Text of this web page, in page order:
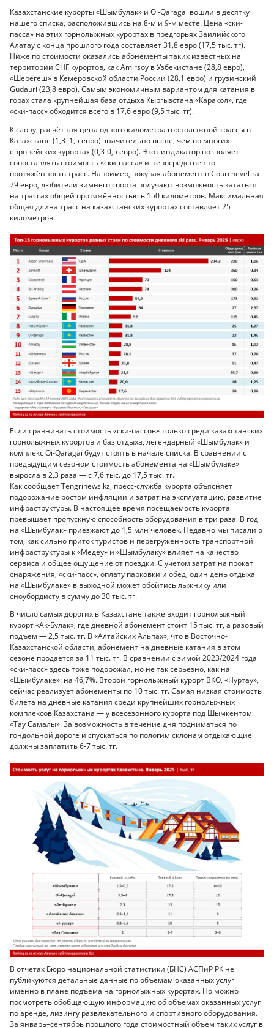
Казахстанские курорты «Шымбулак» и Oi-Qaragai вошли в десятку
нашего списка, расположившись на 8-м и 9-м месте. Цена «ски-
пасса» на этих горнолыжных курортах в предгорьях Заилийского
Алатау с конца прошлого года составляет 31,8 евро (17,5 тыс. тг).
Ниже по стоимости оказались абонементы таких известных на
территории СНГ курортов, как Amirsoy в Узбекистане (28,8 евро),
«Шерегеш» в Кемеровской области России (28,1 евро) и грузинский
Gudauri (23,8 евро). Самым экономичным вариантом для катания в
горах стала крупнейшая база отдыха Кыргызстана «Каракол», где
«ски-пасс» обходится всего в 17,6 евро (9,5 тыс. тг).
К слову, расчётная цена одного километра горнолыжной трассы в
Казахстане (1,3–1,5 евро) значительно выше, чем во многих
европейских курортах (0,3-0,5 евро). Этот индикатор позволяет
сопоставлять стоимость «ски-пасса» и непосредственно
протяжённость трасс. Например, покупая абонемент в Courchevel за
79 евро, любители зимнего спорта получают возможность кататься
на трассах общей протяжённостью в 150 километров. Максимальная
общая длина трасс на казахстанских курортах составляет 25
километров.
Если сравнивать стоимость «ски-пассов» только среди казахстанских
горнолыжных курортов и баз отдыха, легендарный «Шымбулак» и
комплекс Oi-Qaragai будут стоять в начале списка. В сравнении с
предыдущим сезоном стоимость абонемента на «Шымбулаке»
выросла в 2,3 раза — с 7,6 тыс. до 17,5 тыс. тг.
Как сообщает Tengrinews.kz, пресс-служба курорта объясняет
подорожание ростом инфляции и затрат на эксплуатацию, развитие
инфраструктуры. В настоящее время посещаемость курорта
превышает пропускную способность оборудования в три раза. В год
на «Шымбулак» приезжают до 1,5 млн человек. Недавно мы писали о
том, как сильно приток туристов и перегруженность транспортной
инфраструктуры к «Медеу» и «Шымбулаку» влияет на качество
сервиса и общее ощущение от поездки. С учётом затрат на прокат
снаряжения, «ски-пасс», оплату парковки и обед, один день отдыха
на «Шымбулаке» в выходной может обойтись лыжнику или
сноубордисту в сумму до 30 тыс. тг.
В число самых дорогих в Казахстане также входит горнолыжный
курорт «Ак-Булак», где дневной абонемент стоит 15 тыс. тг, а разовый
подъём — 2,5 тыс. тг. В «Алтайских Альпах», что в Восточно-
Казахстанской области, абонемент на дневные катания в этом
сезоне продаётся за 11 тыс. тг. В сравнении с зимой 2023/2024 года
«ски-пасс» здесь тоже подорожал, но не так серьёзно, как на
«Шымбулаке»: на 46,7%. Второй горнолыжный курорт ВКО, «Нуртау»,
сейчас реализует абонементы по 10 тыс. тг. Самая низкая стоимость
билета на дневные катания среди крупнейших горнолыжных
комплексов Казахстана — у всесезонного курорта под Шымкентом
«Тау Самалы». За возможность в течение дня подниматься по
гондольной дороге и спускаться по пологим склонам отдыхающие
должны заплатить 6-7 тыс. тг.
В отчётах Бюро национальной статистики (БНС) АСПиР РК не
публикуются детальные данные по объёмам оказанных услуг
именно в плане подъёма на горнолыжных курортах. Но можно
посмотреть обобщающую информацию об объёмах оказанных услуг
по аренде, лизингу развлекательного и спортивного оборудования.
За январь–сентябрь прошлого года стоимостный объём таких услуг в